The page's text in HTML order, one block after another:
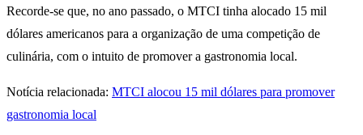
Recorde-se que, no ano passado, o MTCI tinha alocado 15 mil
dólares americanos para a organização de uma competição de
culinária, com o intuito de promover a gastronomia local.
Notícia relacionada: MTCI alocou 15 mil dólares para promover
gastronomia local